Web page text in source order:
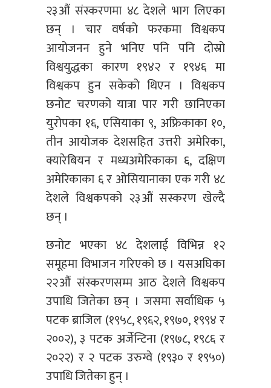
२३औं संस्करणमा ४८ देशले भाग लिएका
छन् । चार वर्षको फरकमा विश्वकप
आयोजनन हुने भनिए पनि पनि दोस्रो
विश्वयुद्धका कारण १९४२ र १९४६ मा
विश्वकप हुन सकेको थिएन । विश्वकप
छनोट चरणको यात्रा पार गरी छानिएका
युरोपका १६, एसियाका ९, अफ्रिकाका १०,
तीन आयोजक देशसहित उत्तरी अमेरिका,
क्यारेबियन र मध्यअमेरिकाका ६, दक्षिण
अमेरिकाका ६ र ओसियानाका एक गरी ४८
देशले विश्वकपको २३औं सस्करण खेल्दै
छन् ।
छनोट भएका ४८ देशलाई विभिन्न १२
समूहमा विभाजन गरिएको छ । यसअघिका
२२औं संस्करणसम्म आठ देशले विश्वकप
उपाधि जितेका छन् । जसमा सर्वाधिक ५
पटक ब्राजिल (१९५८, १९६२, १९७०, १९९४ र
२००२), ३ पटक अर्जेन्टिना (१९७८, १९८६ र
२०२२) र २ पटक उरुग्वे (१९३० र १९५०)
उपाधि जितेका हुन् ।